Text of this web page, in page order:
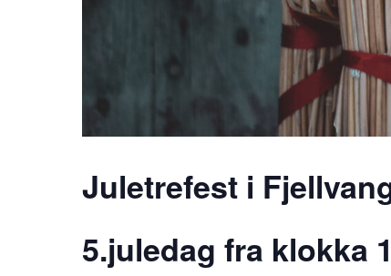
Juletrefest i
5.juledag fra klokka